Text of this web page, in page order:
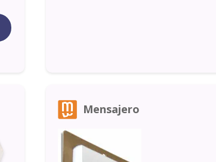
Mensajero